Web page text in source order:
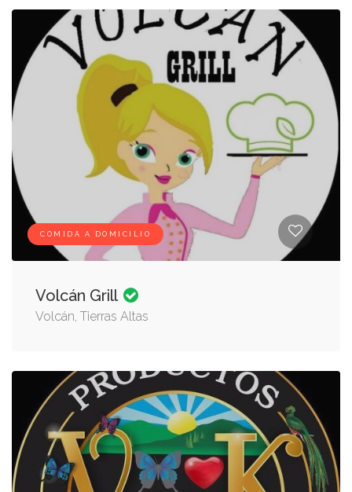
COMIDA A DOMICILIO
Volcán Grill
Volcán, Tierras Altas